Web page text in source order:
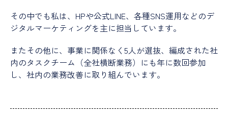
その中でも私は、HPや公式LINE、各種SNS運用などのデ
ジタルマーケティングを主に担当しています。
またその他に、事業に関係なく5人が選抜、編成された社
内のタスクチーム（全社横断業務）にも年に数回参加
し、社内の業務改善に取り組んでいます。